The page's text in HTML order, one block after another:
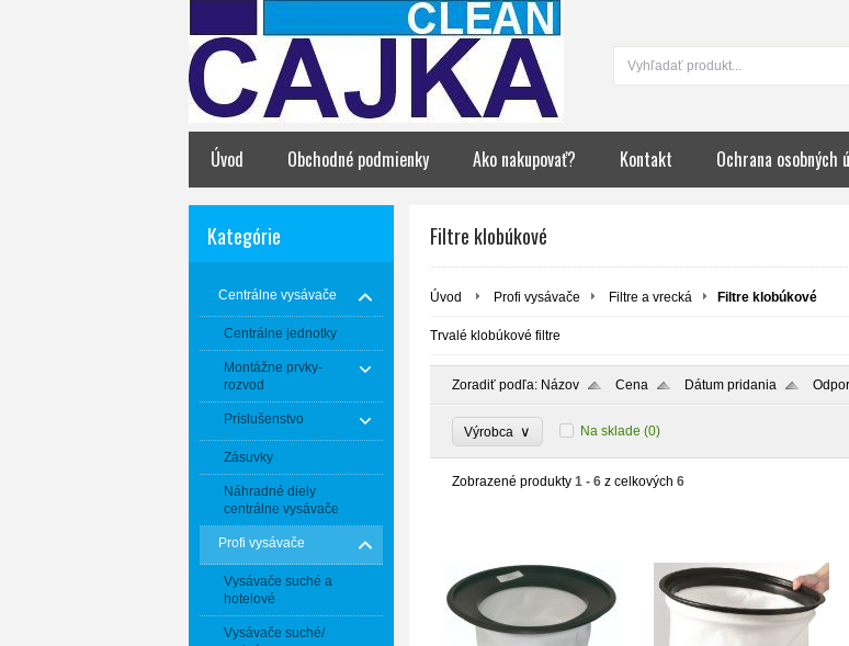
Úvod Obchodné podmienky Ako nakupovať? Kontakt Ochrana osobných
Kategórie
Centrálne vysávače
Centrálne jednotky
Montážne prvky-
rozvod
Príslušenstvo
Zásuvky
Náhradné diely
centrálne vysávače
Profi vysávače
Vysávače suché a
hotelové
Vysávače suché/
Filtre klobúkové
Úvod Profi vysávače Filtre a vrecká Filtre klobúkové
Trvalé klobúkové filtre
Zoradiť podľa: Názov Cena Dátum pridania
Výrobca ∨ Na sklade (0)
Zobrazené produkty 1 - 6 z celkových 6